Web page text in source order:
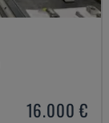
16.000 €